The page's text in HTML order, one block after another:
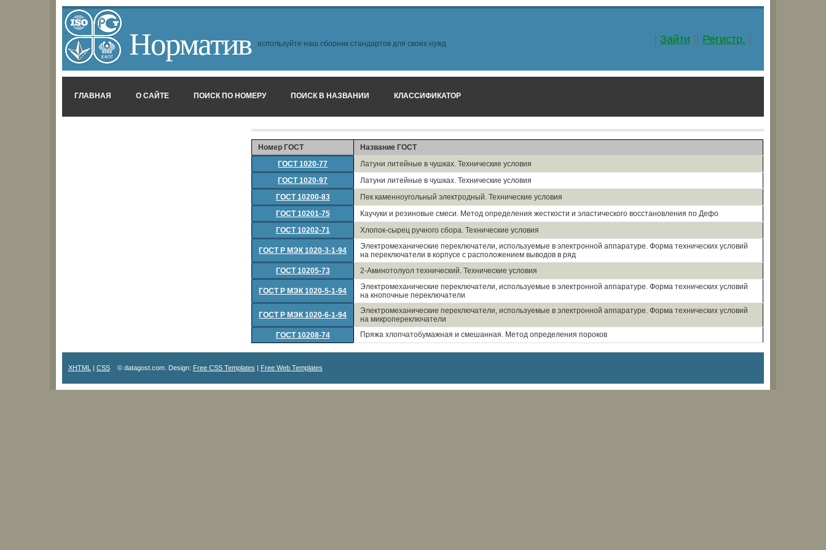
Норматив используйте наш сборник стандартов для своих нужд Зайти Регистр.
ГЛАВНАЯ О САЙТЕ ПОИСК ПО НОМЕРУ ПОИСК В НАЗВАНИИ КЛАССИФИКАТОР
Номер ГОСТ
Название ГОСТ
ГОСТ 1020-77
Латуни литейные в чушках. Технические условия
ГОСТ 1020-97
Латуни литейные в чушках. Технические условия
ГОСТ 10200-83
Пек каменноугольный электродный. Технические условия
ГОСТ 10201-75
Каучуки и резиновые смеси. Метод определения жесткости и эластического восстановления по Дефо
ГОСТ 10202-71
Хлопок-сырец ручного сбора. Технические условия
ГОСТ Р МЭК 1020-3-1-94
Электромеханические переключатели, используемые в электронной аппаратуре. Форма технических условий
на переключатели в корпусе с расположением выводов в ряд
ГОСТ 10205-73
2-Аминотолуол технический. Технические условия
ГОСТ Р МЭК 1020-5-1-94
Электромеханические переключатели, используемые в электронной аппаратуре. Форма технических условий
на кнопочные переключатели
ГОСТ Р МЭК 1020-6-1-94
Электромеханические переключатели, используемые в электронной аппаратуре. Форма технических условий
на микропереключатели
ГОСТ 10208-74
Пряжа хлопчатобумажная и смешанная. Метод определения пороков
XHTML | CSS© datagost.com. Design: Free CSS Templates | Free Web Templates